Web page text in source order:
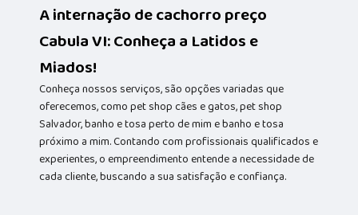
A internação de cachorro preço
Cabula VI: Conheça a Latidos e
Miados!
Conheça nossos serviços, são opções variadas que
oferecemos, como pet shop cães e gatos, pet shop
Salvador, banho e tosa perto de mim e banho e tosa
próximo a mim. Contando com profissionais qualificados e
experientes, o empreendimento entende a necessidade de
cada cliente, buscando a sua satisfação e confiança.